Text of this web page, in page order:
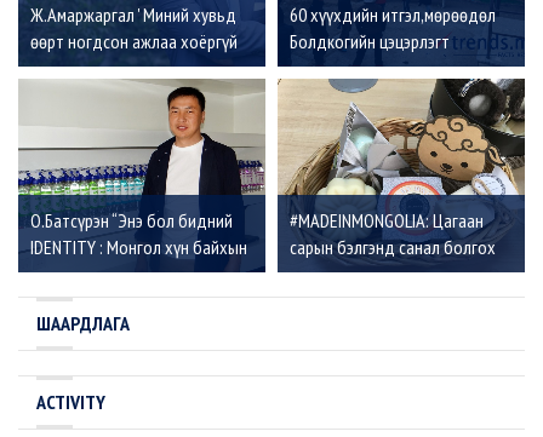
Ж.Амаржаргал ' Миний хувьд
өөрт ногдсон ажлаа хоёргүй
сэтгэлээр сайн хийх нь улс эх
орныхоо хөгжилд оруулж буй
60 хүүхдийн итгэл,мөрөөдөл
Болдкогийн цэцэрлэгт
О.Батсүрэн “Энэ бол бидний
IDENTITY : Монгол хүн байхын
үүрэг хариуцлага”
#MADEINMONGOLIA: Цагаан
сарын бэлгэнд санал болгох
онцлох 5 брэнд
ШААРДЛАГА
ACTIVITY